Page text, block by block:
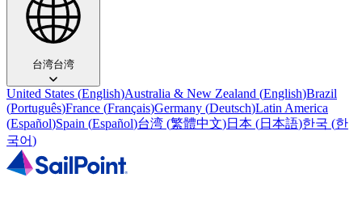
台湾台湾
United States (English)Australia & New Zealand (English)Brazil
(Português)France (Français)Germany (Deutsch)Latin America
(Español)Spain (Español)台湾 (繁體中文)日本 (日本語)한국 (한
국어)